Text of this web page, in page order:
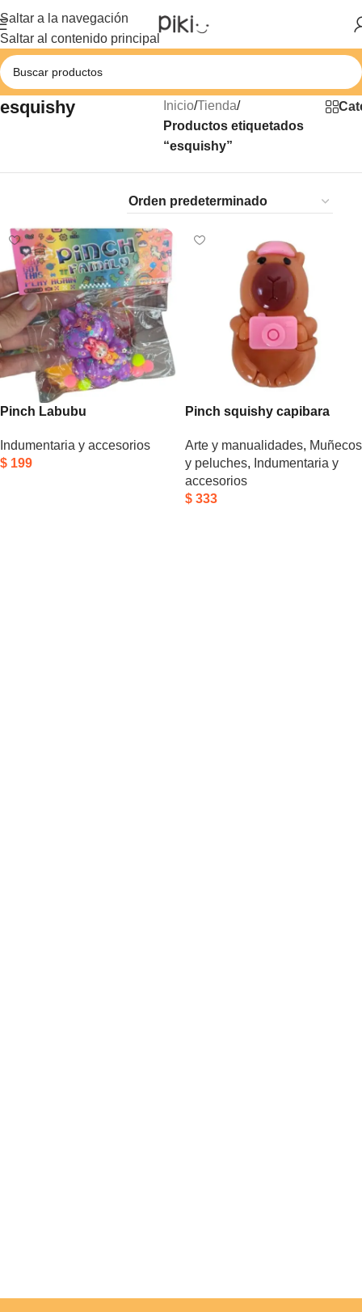
Saltar a la navegación
Saltar al contenido principal
esquishy Inicio/Tienda/
Productos etiquetados
“esquishy”
Pinch Labubu
Indumentaria y accesorios
$ 199
Pinch squishy capibara
Arte y manualidades, Muñecos
y peluches, Indumentaria y
accesorios
$ 333